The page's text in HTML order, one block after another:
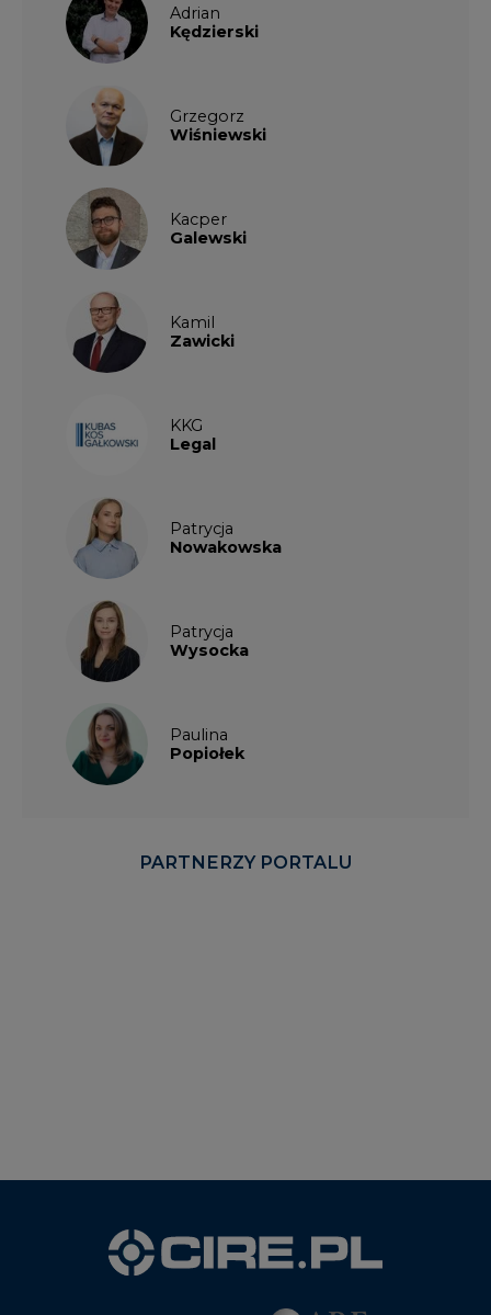
Adrian
Kędzierski
Grzegorz
Wiśniewski
Kacper
Galewski
Kamil
Zawicki
KKG
Legal
Patrycja
Nowakowska
Patrycja
Wysocka
Paulina
Popiołek
PARTNERZY PORTALU